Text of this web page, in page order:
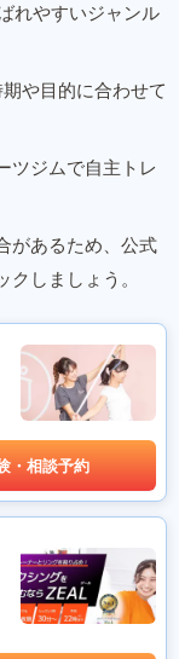
れやすいジャンル
や目的に合わせて
ツジムで自主トレ
があるため、公式
しましょう。
・相談予約